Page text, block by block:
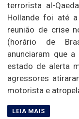
terrorista al-
Hollande foi até
reunião de crise
(horário de
anunciaram que
estado de alerta
agressores
motorista e